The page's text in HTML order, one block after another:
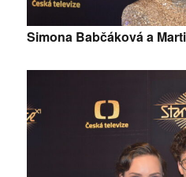
Simona Babčáková a